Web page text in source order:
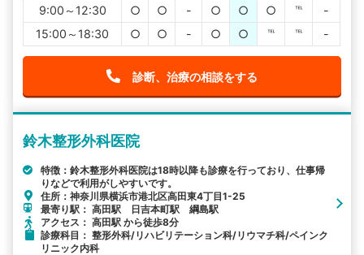
9:00～12:30
○ ○ - ○ ○ ○ ℡
-
15:00～18:30
○ ○ - ○ ○ ℡ ℡ -
診断、治療の相談をする
鈴木整形外科医院
特徴：鈴木整形外科医院は18時以降も診療を行っており、仕事帰
りなどで利用がしやすいです。
住所：神奈川県横浜市港北区高田東4丁目1-25
最寄り駅： 高田駅 日吉本町駅 綱島駅
アクセス： 高田駅 から徒歩8分
診療科目： 整形外科/リハビリテーション科/リウマチ科/ペインク
リニック内科